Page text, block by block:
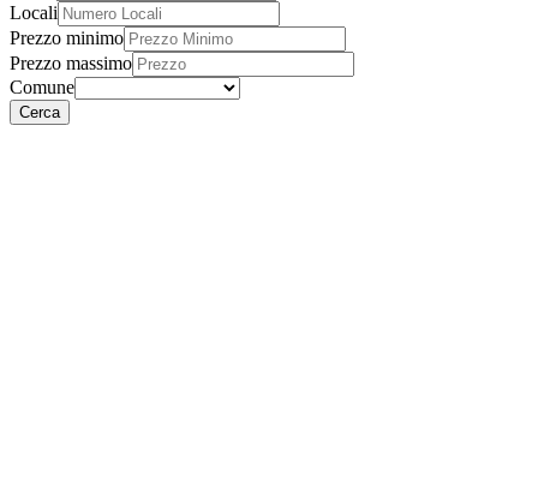
Locali
Prezzo minimo
Prezzo massimo
Comune